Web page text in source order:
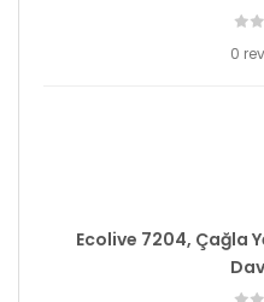
0
Ecolive 7204, Çağla